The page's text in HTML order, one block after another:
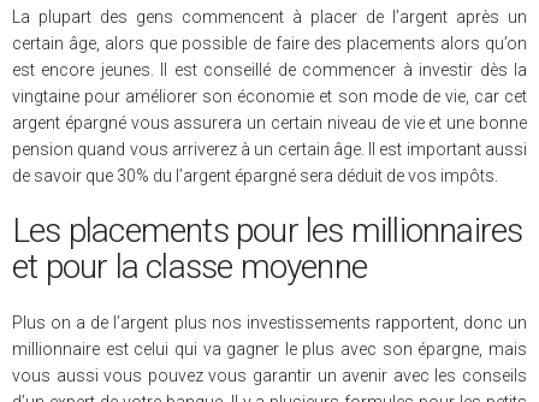
La plupart des gens commencent à placer de l’argent après un
certain âge, alors que possible de faire des placements alors qu’on
est encore jeunes. Il est conseillé de commencer à investir dès la
vingtaine pour améliorer son économie et son mode de vie, car cet
argent épargné vous assurera un certain niveau de vie et une bonne
pension quand vous arriverez à un certain âge. Il est important aussi
de savoir que 30% du l’argent épargné sera déduit de vos impôts.
Les placements pour les millionnaires
et pour la classe moyenne
Plus on a de l’argent plus nos investissements rapportent, donc un
millionnaire est celui qui va gagner le plus avec son épargne, mais
vous aussi vous pouvez vous garantir un avenir avec les conseils